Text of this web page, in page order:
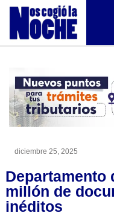
diciembre 25, 2025
Departamento
millón de
inéditos